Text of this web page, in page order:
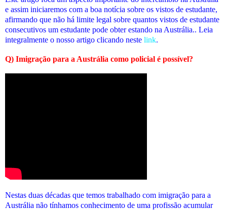
e assim iniciaremos com a boa notícia sobre os vistos de estudante,
afirmando que não há limite legal sobre quantos vistos de estudante
consecutivos um estudante pode obter estando na Austrália.. Leia
integralmente o nosso artigo clicando neste link.
Q) Imigração para a Austrália como policial é possível?
Nestas duas décadas que temos trabalhado com imigração para a
Austrália não tínhamos conhecimento de uma profissão acumular